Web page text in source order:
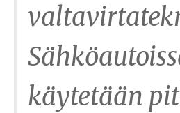
käytetään